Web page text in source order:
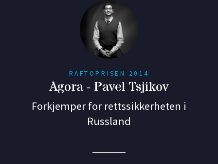
RAFTOPRISEN 2014
Agora - Pavel Tsjikov
Forkjemper for rettssikkerheten i
Russland